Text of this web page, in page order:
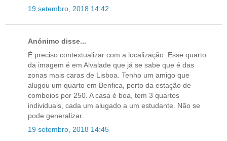
19 setembro, 2018 14:42
Anónimo disse...
É preciso contextualizar com a localização. Esse quarto
da imagem é em Alvalade que já se sabe que é das
zonas mais caras de Lisboa. Tenho um amigo que
alugou um quarto em Benfica, perto da estação de
comboios por 250. A casa é boa, tem 3 quartos
individuais, cada um alugado a um estudante. Não se
pode generalizar.
19 setembro, 2018 14:45